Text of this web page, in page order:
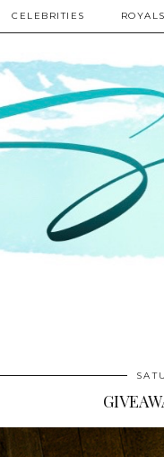
CELEBRITIES ROYALS